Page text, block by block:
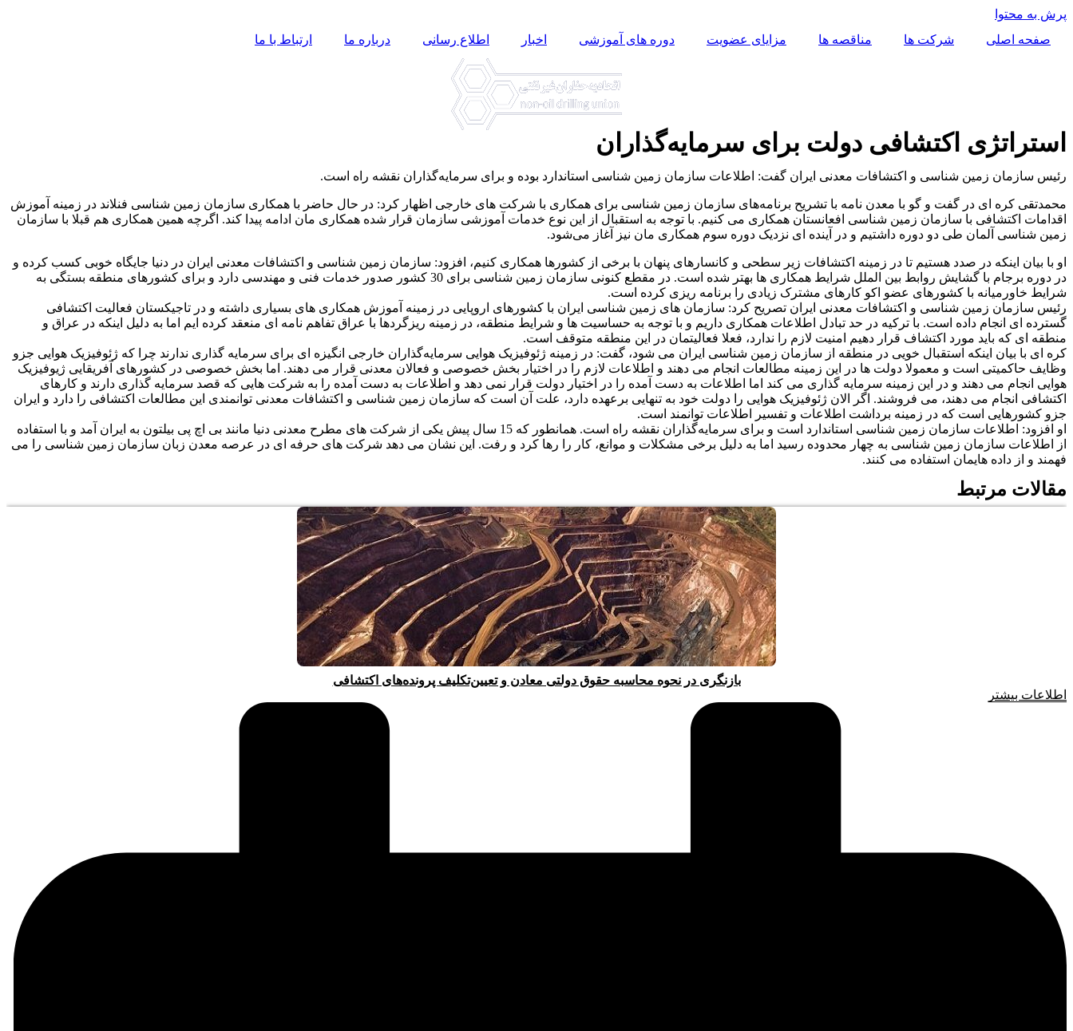
پرش به محتوا
صفحه اصلی
شرکت ها مناقصه ها مزایای عضویت دوره های آموزشی اخبار اطلاع رسانی درباره ما ارتباط با ما
استراتژی اکتشافی دولت برای سرمایه‌گذاران
رئیس سازمان زمین شناسی و اکتشافات معدنی ایران گفت: اطلاعات سازمان زمین شناسی استاندارد بوده و برای سرمایه‌گذاران نقشه راه است.
محمدتقی کره ای در گفت و گو با معدن نامه با تشریح برنامه‌های سازمان زمین شناسی برای همکاری با شرکت های خارجی اظهار کرد: در حال حاضر با همکاری سازمان زمین شناسی فنلاند در زمینه آموزش
اقدامات اکتشافی با سازمان زمین شناسی افعانستان همکاری می کنیم. با توجه به استقبال از این نوع خدمات آموزشی سازمان قرار شده همکاری مان ادامه پیدا کند. اگرچه همین همکاری هم قبلا با سازمان
زمین شناسی آلمان طی دو دوره داشتیم و در آینده ای نزدیک دوره سوم همکاری مان نیز آغاز می‌شود.
او با بیان اینکه در صدد هستیم تا در زمینه اکتشافات زیر سطحی و کانسارهای پنهان با برخی از کشورها همکاری کنیم، افزود: سازمان زمین شناسی و اکتشافات معدنی ایران در دنیا جایگاه خوبی کسب کرده و
در دوره برجام با گشایش روابط بین الملل شرایط همکاری ها بهتر شده است. در مقطع کنونی سازمان زمین شناسی برای 30 کشور صدور خدمات فنی و مهندسی دارد و برای کشورهای منطقه بستگی به
شرایط خاورمیانه با کشورهای عضو اکو کارهای مشترک زیادی را برنامه ریزی کرده است.
رئیس سازمان زمین شناسی و اکتشافات معدنی ایران تصریح کرد: سازمان های زمین شناسی ایران با کشورهای اروپایی در زمینه آموزش همکاری های بسیاری داشته و در تاجیکستان فعالیت اکتشافی
گسترده ای انجام داده است. با ترکیه در حد تبادل اطلاعات همکاری داریم و با توجه به حساسیت ها و شرایط منطقه، در زمینه ریزگردها با عراق تفاهم نامه ای منعقد کرده ایم اما به دلیل اینکه در عراق و
منطقه ای که باید مورد اکتشاف قرار دهیم امنیت لازم را ندارد، فعلا فعالیتمان در این منطقه متوقف است.
کره ای با بیان اینکه استقبال خویی در منطقه از سازمان زمین شناسی ایران می شود، گفت: در زمینه ژئوفیزیک هوایی سرمایه‌گذاران خارجی انگیزه ای برای سرمایه ‌گذاری ندارند چرا که ژئوفیزیک هوایی جزو
وظایف حاکمیتی است و معمولا دولت ها در این زمینه مطالعات انجام می دهند و اطلاعات لازم را در اختیار بخش خصوصی و فعالان معدنی قرار می دهند. اما بخش خصوصی در کشورهای آفریقایی ژیوفیزیک
هوایی انجام می دهند و در این زمینه سرمایه گذاری می کند اما اطلاعات به دست آمده را در اختیار دولت قرار نمی دهد و اطلاعات به دست آمده را به شرکت هایی که قصد سرمایه گذاری دارند و کارهای
اکتشافی انجام می دهند، می فروشند. اگر الان ژئوفیزیک هوایی را دولت خود به تنهایی برعهده دارد، علت آن است که سازمان زمین شناسی و اکتشافات معدنی توانمندی این مطالعات اکتشافی را دارد و ایران
جزو کشورهایی است که در زمینه برداشت اطلاعات و تفسیر اطلاعات توانمند است.
او افزود: اطلاعات سازمان زمین شناسی استاندارد است و برای سرمایه‌گذاران نقشه راه است. همانطور که 15 سال پیش یکی از شرکت های مطرح معدنی دنیا مانند بی اچ پی بیلتون به ایران آمد و با استفاده
از اطلاعات سازمان زمین شناسی به چهار محدوده رسید اما به دلیل برخی مشکلات و موانع، کار را رها کرد و رفت. این نشان می دهد شرکت های حرفه ای در عرصه معدن زبان سازمان زمین شناسی را می
فهمند و از داده هایمان استفاده می کنند.
مقالات مرتبط
بازنگری در نحوه محاسبه حقوق دولتی معادن و تعیین‌تکلیف پرونده‌های اکتشافی
اطلاعات بیشتر